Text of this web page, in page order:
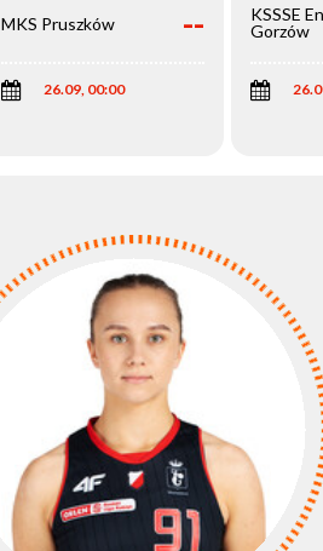
MKS Pruszków --
26.09, 00:00
KSSSE
Gorzów